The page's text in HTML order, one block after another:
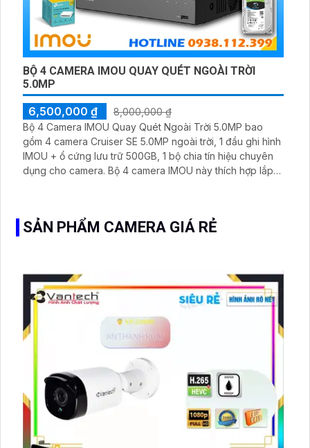
BỘ 4 CAMERA IMOU QUAY QUÉT NGOÀI TRỜI
5.0MP
6,500,000 ₫
8,000,000 ₫
Bộ 4 Camera IMOU Quay Quét Ngoài Trời 5.0MP bao
gồm 4 camera Cruiser SE 5.0MP ngoài trời, 1 đầu ghi hình
IMOU + ổ cứng lưu trữ 500GB, 1 bộ chia tín hiệu chuyên
dụng cho camera. Bộ 4 camera IMOU này thích hợp lắp
SẢN PHẨM CAMERA GIÁ RẺ